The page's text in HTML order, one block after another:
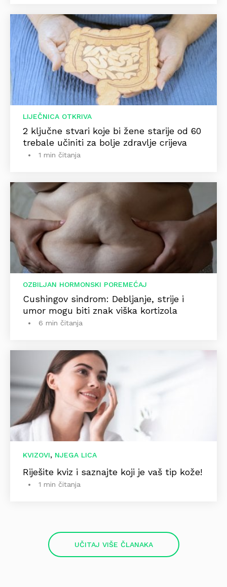
LIJEČNICA OTKRIVA
2 ključne stvari koje bi žene starije od 60
trebale učiniti za bolje zdravlje crijeva
1 min čitanja
OZBILJAN HORMONSKI POREMEĆAJ
Cushingov sindrom: Debljanje, strije i
umor mogu biti znak viška kortizola
6 min čitanja
KVIZOVI, NJEGA LICA
Riješite kviz i saznajte koji je vaš tip kože!
1 min čitanja
UČITAJ VIŠE ČLANAKA